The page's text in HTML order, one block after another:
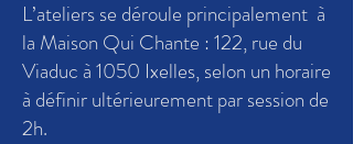
L’ateliers se déroule principalement à
la Maison Qui Chante : 122, rue du
Viaduc à 1050 Ixelles, selon un horaire
à définir ultérieurement par session de
2h.